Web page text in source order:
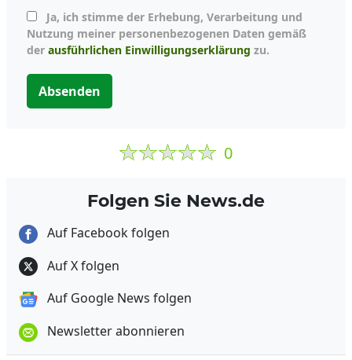
Nutzung meiner personenbezogenen Daten gemäß
der ausführlichen Einwilligungserklärung zu.
Absenden
0
Folgen Sie News.de
Auf Facebook folgen
Auf X folgen
Auf Google News folgen
Newsletter abonnieren